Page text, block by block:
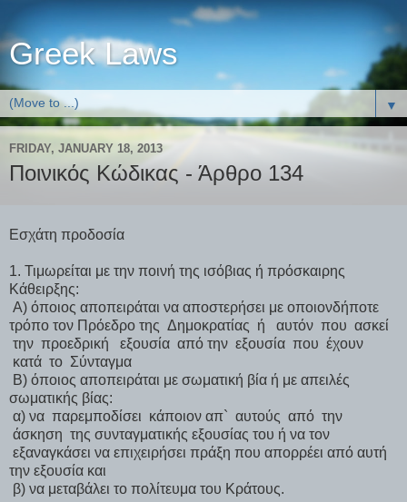
Greek Laws
▼
FRIDAY, JANUARY 18, 2013
Ποινικός Κώδικας - Άρθρο 134
Εσχάτη προδοσία
1. Τιμωρείται με την ποινή της ισόβιας ή πρόσκαιρης
Κάθειρξης:
Α) όποιος αποπειράται να αποστερήσει με οποιονδήποτε
τρόπο τον Πρόεδρο της Δημοκρατίας ή αυτόν που ασκεί
την προεδρική εξουσία από την εξουσία που έχουν
κατά το Σύνταγμα
Β) όποιος αποπειράται με σωματική βία ή με απειλές
σωματικής βίας:
α) να παρεμποδίσει κάποιον απ` αυτούς από την
άσκηση της συνταγματικής εξουσίας του ή να τον
εξαναγκάσει να επιχειρήσει πράξη που απορρέει από αυτή
την εξουσία και
β) να μεταβάλει το πολίτευμα του Κράτους.